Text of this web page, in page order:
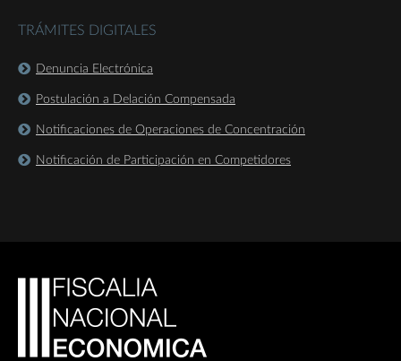
TRÁMITES DIGITALES
Denuncia Electrónica
Postulación a Delación Compensada
Notificaciones de Operaciones de Concentración
Notificación de Participación en Competidores